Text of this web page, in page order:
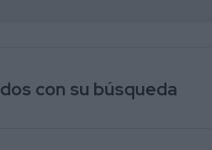
con su búsqueda